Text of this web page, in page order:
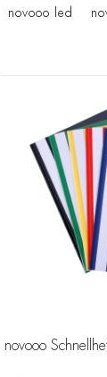
novooo led
novooo